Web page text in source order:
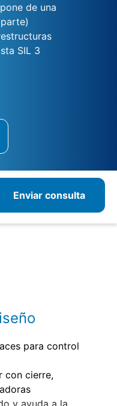
de una
SIL 3
Enviar consulta
para control
con cierre,
y ayuda a la